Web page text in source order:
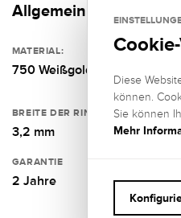
Allgemein
MATERIAL:
750 Weißgold
BREITE DER RINGSCHIENE
3,2 mm
GARANTIE
2 Jahre
Diese
können.
Sie können
Mehr